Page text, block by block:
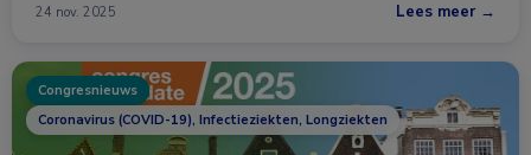
24 nov. 2025 Lees meer →
Congresnieuws
Coronavirus (COVID-19), Infectieziekten, Longziekten